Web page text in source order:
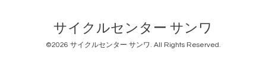
サイクルセンター サンワ
©2026 サイクルセンター サンワ. All Rights Reserved.